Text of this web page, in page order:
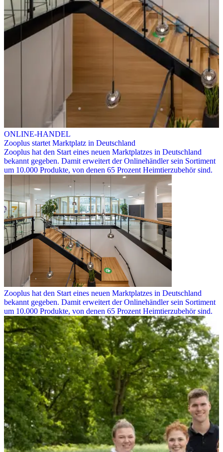
ONLINE-HANDEL
Zooplus startet Marktplatz in Deutschland
Zooplus hat den Start eines neuen Marktplatzes in Deutschland
bekannt gegeben. Damit erweitert der Onlinehändler sein Sortiment
um 10.000 Produkte, von denen 65 Prozent Heimtierzubehör sind.
Zooplus hat den Start eines neuen Marktplatzes in Deutschland
bekannt gegeben. Damit erweitert der Onlinehändler sein Sortiment
um 10.000 Produkte, von denen 65 Prozent Heimtierzubehör sind.